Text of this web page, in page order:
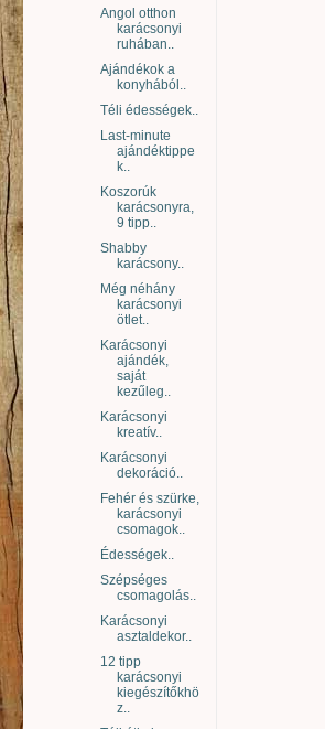
Angol otthon
karácsonyi
ruhában..
Ajándékok a
konyhából..
Téli édességek..
Last-minute
ajándéktippe
k..
Koszorúk
karácsonyra,
9 tipp..
Shabby
karácsony..
Még néhány
karácsonyi
ötlet..
Karácsonyi
ajándék,
saját
kezűleg..
Karácsonyi
kreatív..
Karácsonyi
dekoráció..
Fehér és szürke,
karácsonyi
csomagok..
Édességek..
Szépséges
csomagolás..
Karácsonyi
asztaldekor..
12 tipp
karácsonyi
kiegészítőkhö
z..